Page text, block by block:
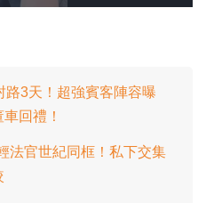
入
0
%
螢
路3天！超強賓客陣容曝
回禮！
法官世紀同框！私下交集